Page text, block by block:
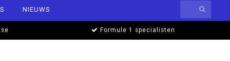
NIEUWS
Formule 1 specialisten